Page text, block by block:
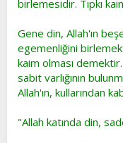
birlemesidir. Tıpkı
Gene din, Allah'ın
egemenliğini
kaim olması
sabit varlığının
Allah'ın, kullarından
"Allah katında din,